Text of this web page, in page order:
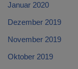
Januar 2020
Dezember 2019
November 2019
Oktober 2019